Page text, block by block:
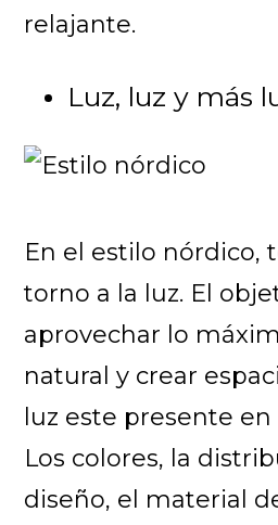
relajante.
Luz, luz y más
En el estilo nórdico,
torno a la luz. El
aprovechar lo
natural y crear
luz este presente en
Los colores, la
diseño, el material